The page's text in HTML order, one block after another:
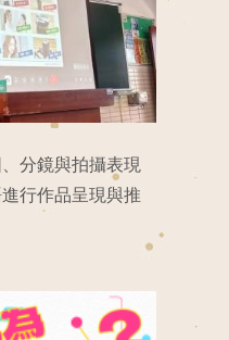
分鏡與拍攝表現
行作品呈現與推